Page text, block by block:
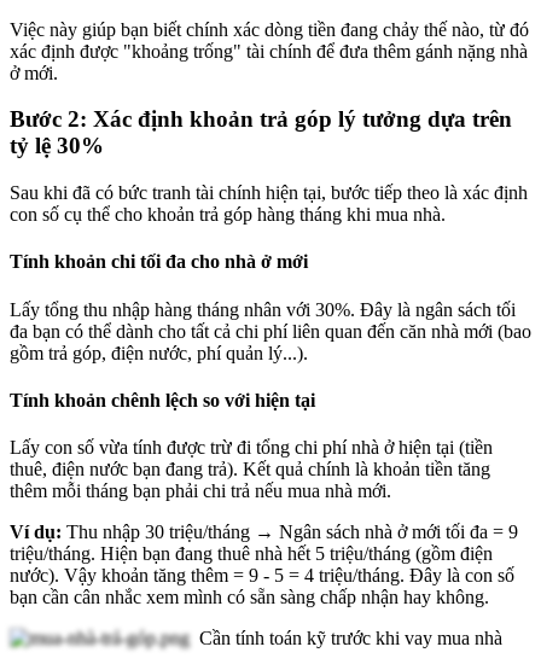
Việc này giúp bạn biết chính xác dòng tiền đang chảy thế nào, từ đó
xác định được "khoảng trống" tài chính để đưa thêm gánh nặng nhà
ở mới.
Bước 2: Xác định khoản trả góp lý tưởng dựa trên
tỷ lệ 30%
Sau khi đã có bức tranh tài chính hiện tại, bước tiếp theo là xác định
con số cụ thể cho khoản trả góp hàng tháng khi mua nhà.
Tính khoản chi tối đa cho nhà ở mới
Lấy tổng thu nhập hàng tháng nhân với 30%. Đây là ngân sách tối
đa bạn có thể dành cho tất cả chi phí liên quan đến căn nhà mới (bao
gồm trả góp, điện nước, phí quản lý...).
Tính khoản chênh lệch so với hiện tại
Lấy con số vừa tính được trừ đi tổng chi phí nhà ở hiện tại (tiền
thuê, điện nước bạn đang trả). Kết quả chính là khoản tiền tăng
thêm mỗi tháng bạn phải chi trả nếu mua nhà mới.
Ví dụ: Thu nhập 30 triệu/tháng → Ngân sách nhà ở mới tối đa = 9
triệu/tháng. Hiện bạn đang thuê nhà hết 5 triệu/tháng (gồm điện
nước). Vậy khoản tăng thêm = 9 - 5 = 4 triệu/tháng. Đây là con số
bạn cần cân nhắc xem mình có sẵn sàng chấp nhận hay không.
Cần tính toán kỹ trước khi vay mua nhà